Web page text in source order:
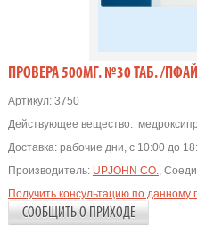
ПРОВЕРА 500МГ. №30 ТАБ. /
Артикул:3750
Действующее вещество:
Доставка: рабочие дни, с 10:00 до
Производитель: UPJOHN CO.,
Получить консультацию по данному
СООБЩИТЬ О ПРИХОДЕ